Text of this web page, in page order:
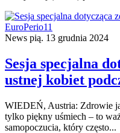
News pią. 13 grudnia 2024
Sesja specjalna
ustnej kobiet
WIEDEŃ, Austria: Zdrowie
tylko piękny uśmiech – to
samopoczucia, który często...